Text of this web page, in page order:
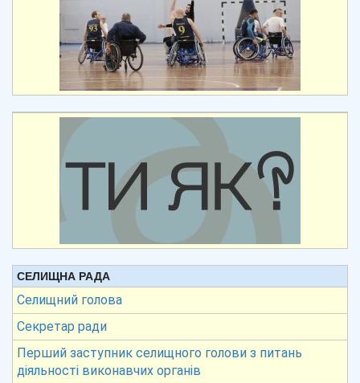
СЕЛИЩНА РАДА
Селищний голова
Секретар ради
Перший заступник селищного голови з питань
діяльності виконавчих органів